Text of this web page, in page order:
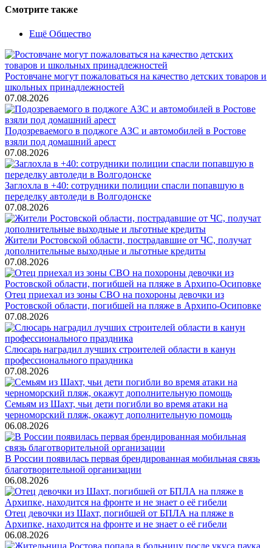
Смотрите также
Ещё Общество
Ростовчане могут пожаловаться на качество детских товаров и
школьных принадлежностей
07.08.2026
Подозреваемого в поджоге АЗС и автомобилей в Ростове
взяли под домашний арест
07.08.2026
Заглохла в +40: сотрудники полиции спасли попавшую в
переделку автоледи в Волгодонске
07.08.2026
Жители Ростовской области, пострадавшие от ЧС, получат
дополнительные выходные и льготные кредиты
07.08.2026
Отец приехал из зоны СВО на похороны девочки из
Ростовской области, погибшей на пляже в Архипо-Осиповке
07.08.2026
Слюсарь наградил лучших строителей области в канун
профессионального праздника
07.08.2026
Семьям из Шахт, чьи дети погибли во время атаки на
черноморский пляж, окажут дополнительную помощь
06.08.2026
В России появилась первая брендированная мобильная связь
благотворительной организации
06.08.2026
Отец девочки из Шахт, погибшей от БПЛА на пляже в
Архипке, находится на фронте и не знает о её гибели
06.08.2026